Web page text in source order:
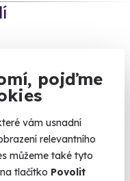
pojďme
vám usnadní
relevantního
můžeme také tyto
tlačítko Povolit